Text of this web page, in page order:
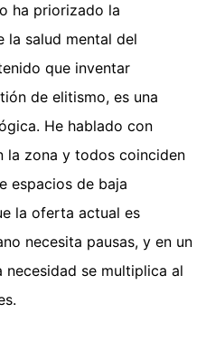
ha priorizado la
la salud mental del
que inventar
de elitismo, es una
He hablado con
la zona y todos coinciden
espacios de baja
la oferta actual es
necesita pausas, y en un
necesidad se multiplica al